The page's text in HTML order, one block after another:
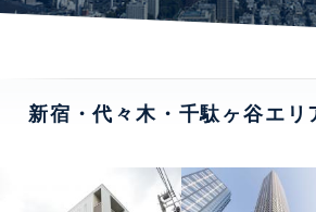
新宿・代々木・千駄ヶ谷エリ